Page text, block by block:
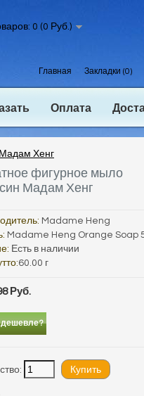
0 (0 Руб.)
Главная Закладки (0)
Оплата
Хенг
фигурное мыло
Мадам Хенг
Madame Heng
Madame Heng Orange Soap
Есть в наличии
60.00 г
Руб.